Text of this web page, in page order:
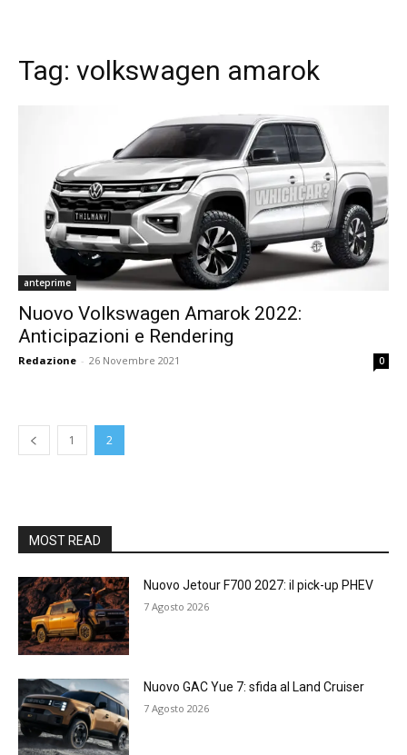
Tag: volkswagen amarok
anteprime
Nuovo Volkswagen Amarok 2022:
Anticipazioni e Rendering
Redazione - 26 Novembre 2021 0
1 2
MOST READ
Nuovo Jetour F700 2027: il pick-up PHEV
7 Agosto 2026
Nuovo GAC Yue 7: sfida al Land Cruiser
7 Agosto 2026